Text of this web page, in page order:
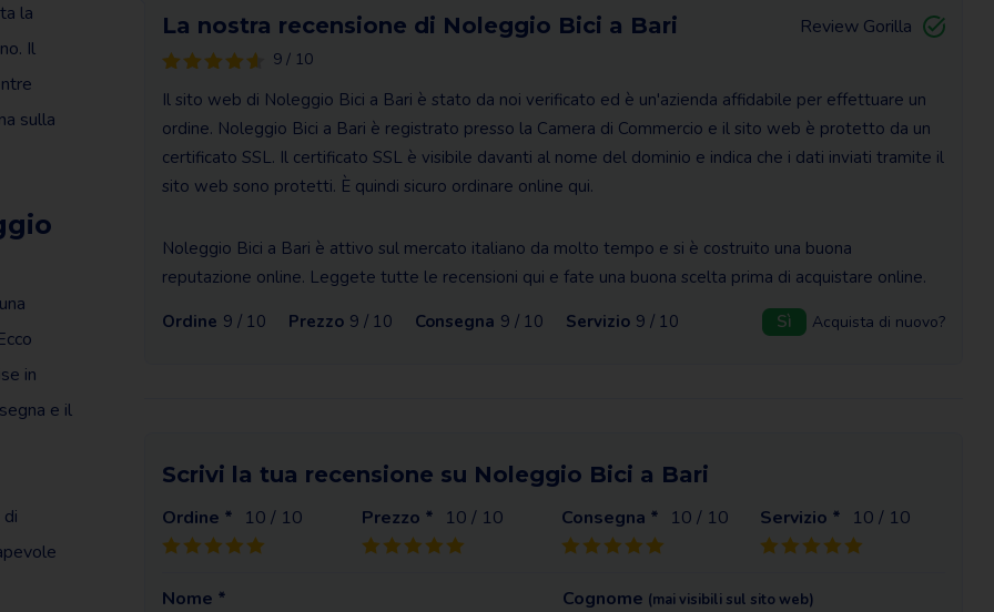
la
Il
sulla
in
e il
La nostra recensione di Noleggio Bici a Bari
9 / 10
Review Gorilla
Il sito web di Noleggio Bici a Bari è stato da noi verificato ed è un'azienda affidabile per effettuare un
ordine. Noleggio Bici a Bari è registrato presso la Camera di Commercio e il sito web è protetto da un
certificato SSL. Il certificato SSL è visibile davanti al nome del dominio e indica che i dati inviati tramite il
sito web sono protetti. È quindi sicuro ordinare online qui.
Noleggio Bici a Bari è attivo sul mercato italiano da molto tempo e si è costruito una buona
reputazione online. Leggete tutte le recensioni qui e fate una buona scelta prima di acquistare online.
Ordine 9 / 10 Prezzo 9 / 10 Consegna 9 / 10 Servizio 9 / 10 Sì Acquista di nuovo?
Scrivi la tua recensione su Noleggio Bici a Bari
Ordine * 10 / 10 Prezzo * 10 / 10 Consegna * 10 / 10 Servizio * 10 / 10
Nome * Cognome (mai visibili sul sito web)